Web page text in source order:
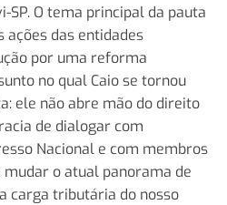
SP. O tema principal da pauta
ações das entidades
por uma reforma
no qual Caio se tornou
ele não abre mão do direito
de dialogar com
Nacional e com membros
o atual panorama de
carga tributária do nosso